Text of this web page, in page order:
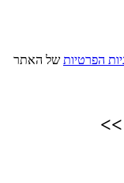
הפרטיות של האתר